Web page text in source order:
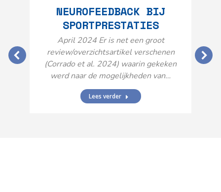
NEUROFEEDBACK BIJ
SPORTPRESTATIES
April 2024 Er is net een groot
review/overzichtsartikel verschenen
(Corrado et al. 2024) waarin gekeken
werd naar de mogelijkheden van…
Lees verder